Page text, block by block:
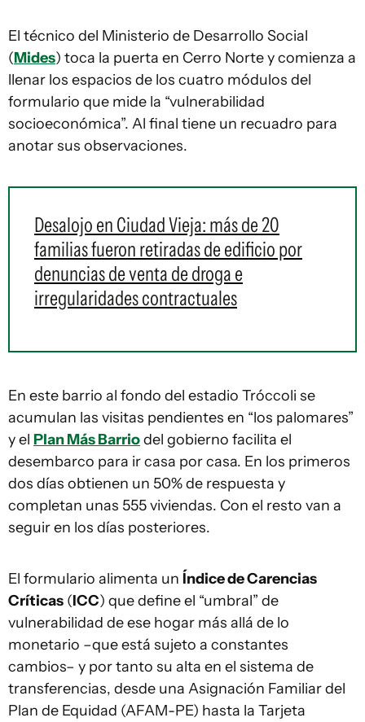
El técnico del Ministerio de Desarrollo Social
(Mides) toca la puerta en Cerro Norte y comienza a
llenar los espacios de los cuatro módulos del
formulario que mide la “vulnerabilidad
socioeconómica”. Al final tiene un recuadro para
anotar sus observaciones.
Desalojo en Ciudad Vieja: más de 20
familias fueron retiradas de edificio por
denuncias de venta de droga e
irregularidades contractuales
En este barrio al fondo del estadio Tróccoli se
acumulan las visitas pendientes en “los palomares”
y el Plan Más Barriodel gobierno facilita el
desembarco para ir casa por casa. En los primeros
dos días obtienen un 50% de respuesta y
completan unas 555 viviendas. Con el resto van a
seguir en los días posteriores.
El formulario alimenta un Índice de Carencias
Críticas (ICC) que define el “umbral” de
vulnerabilidad de ese hogar más allá de lo
monetario –que está sujeto a constantes
cambios– y por tanto su alta en el sistema de
transferencias, desde una Asignación Familiar del
Plan de Equidad (AFAM-PE) hasta la Tarjeta